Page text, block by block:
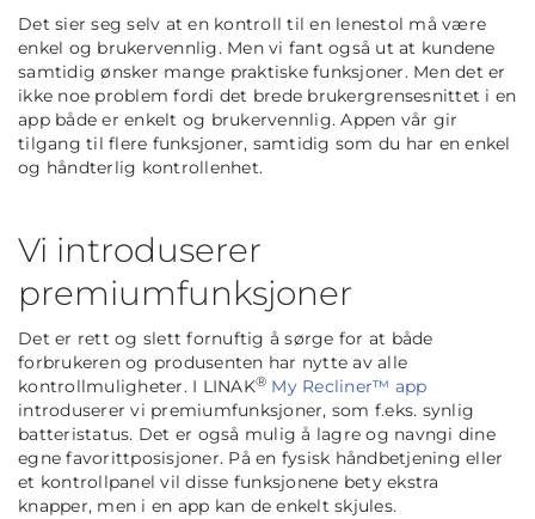
Det sier seg selv at en kontroll til en lenestol må være
enkel og brukervennlig. Men vi fant også ut at kundene
samtidig ønsker mange praktiske funksjoner. Men det er
ikke noe problem fordi det brede brukergrensesnittet i en
app både er enkelt og brukervennlig. Appen vår gir
tilgang til flere funksjoner, samtidig som du har en enkel
og håndterlig kontrollenhet.
Vi introduserer
premiumfunksjoner
Det er rett og slett fornuftig å sørge for at både
forbrukeren og produsenten har nytte av alle
kontrollmuligheter. I LINAK® My Recliner™ app
introduserer vi premiumfunksjoner, som f.eks. synlig
batteristatus. Det er også mulig å lagre og navngi dine
egne favorittposisjoner. På en fysisk håndbetjening eller
et kontrollpanel vil disse funksjonene bety ekstra
knapper, men i en app kan de enkelt skjules.